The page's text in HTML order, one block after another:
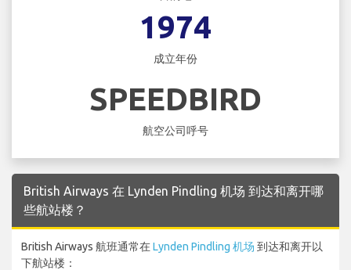
1974
成立年份
SPEEDBIRD
航空公司呼号
British Airways 在 Lynden Pindling 机场 到达和离开哪
些航站楼？
British Airways 航班通常在Lynden Pindling 机场 到达和离开以
下航站楼：